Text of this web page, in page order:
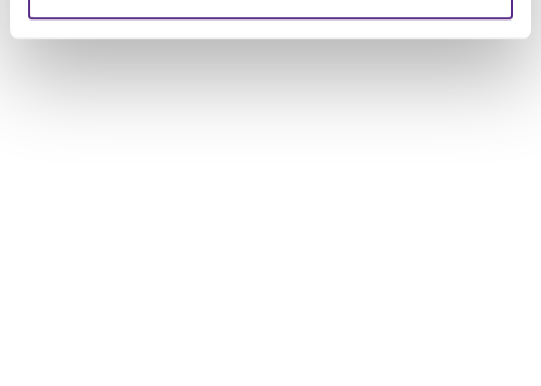
weiteren Daten zusammen, die Sie ihnen bereitgestellt